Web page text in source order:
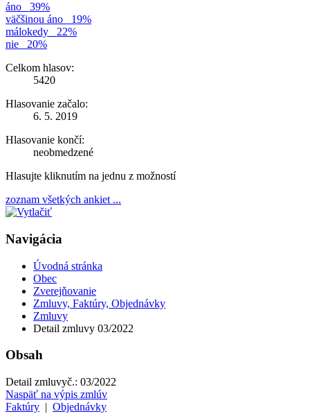
áno
39%
väčšinou áno
19%
málokedy
22%
nie
20%
Celkom hlasov:
5420
Hlasovanie začalo:
6. 5. 2019
Hlasovanie končí:
neobmedzené
Hlasujte kliknutím na jednu z možností
zoznam všetkých ankiet ...
Navigácia
Úvodná stránka
Obec
Zverejňovanie
Zmluvy, Faktúry, Objednávky
Zmluvy
Detail zmluvy 03/2022
Obsah
Detail zmluvyč.: 03/2022
Naspäť na výpis zmlúv
Faktúry | Objednávky